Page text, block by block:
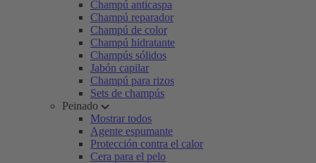
Champú anticaspa
Champú reparador
Champú de color
Champú hidratante
Champús sólidos
Jabón capilar
Champú para rizos
Sets de champús
Peinado
Mostrar todos
Agente espumante
Protección contra el calor
Cera para el pelo